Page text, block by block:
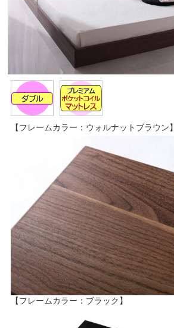
【フレームカラー：ウォルナットブラウン】
【フレームカラー：ブラック】